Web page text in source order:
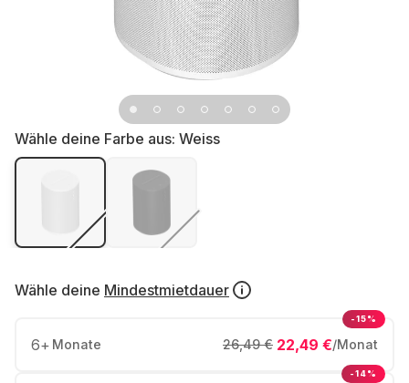
Wähle deine Farbe aus: Weiss
Wähle deine Mindestmietdauer
6+ Monate 22,49 €/Monat
26,49 €
-15%
-14%